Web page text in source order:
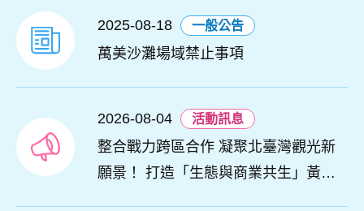
2025-08-18 一般公告
萬美沙灘場域禁止事項
2026-08-04 活動訊息
整合戰力跨區合作 凝聚北臺灣觀光新
願景！ 打造「生態與商業共生」黃金